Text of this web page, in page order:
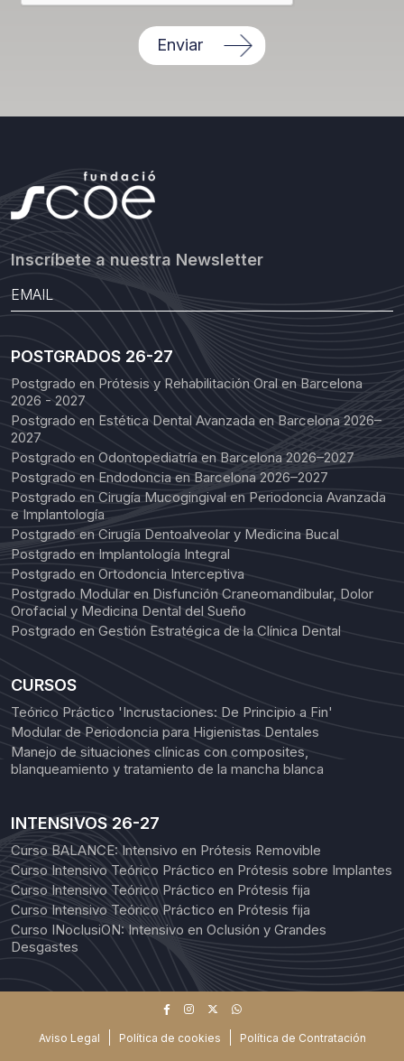
Enviar
Inscríbete a nuestra Newsletter
POSTGRADOS 26-27
Postgrado en Prótesis y Rehabilitación Oral en Barcelona
2026 - 2027
Postgrado en Estética Dental Avanzada en Barcelona 2026–
2027
Postgrado en Odontopediatría en Barcelona 2026–2027
Postgrado en Endodoncia en Barcelona 2026–2027
Postgrado en Cirugía Mucogingival en Periodoncia Avanzada
e Implantología
Postgrado en Cirugía Dentoalveolar y Medicina Bucal
Postgrado en Implantología Integral
Postgrado en Ortodoncia Interceptiva
Postgrado Modular en Disfunción Craneomandibular, Dolor
Orofacial y Medicina Dental del Sueño
Postgrado en Gestión Estratégica de la Clínica Dental
CURSOS
Teórico Práctico 'Incrustaciones: De Principio a Fin'
Modular de Periodoncia para Higienistas Dentales
Manejo de situaciones clínicas con composites,
blanqueamiento y tratamiento de la mancha blanca
INTENSIVOS 26-27
Curso BALANCE: Intensivo en Prótesis Removible
Curso Intensivo Teórico Práctico en Prótesis sobre Implantes
Curso Intensivo Teórico Práctico en Prótesis fija
Curso Intensivo Teórico Práctico en Prótesis fija
Curso INoclusiON: Intensivo en Oclusión y Grandes
Desgastes
Aviso Legal Política de cookies Política de Contratación